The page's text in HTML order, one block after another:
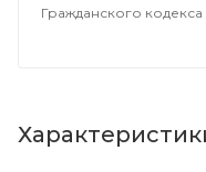
Гражданского